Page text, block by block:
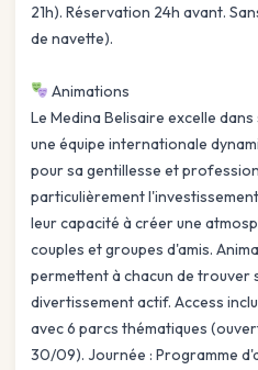
21h). Réservation 24h avant.
de navette).
Animations
Le Medina Belisaire excelle
une équipe internationale
pour sa gentillesse et
particulièrement
leur capacité à créer une
couples et groupes d'amis.
permettent à chacun de trouver
divertissement actif. Access
avec 6 parcs thématiques
30/09). Journée : Programme